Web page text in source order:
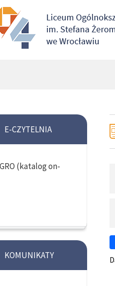
E-CZYTELNIA
(katalog on-
KOMUNIKATY